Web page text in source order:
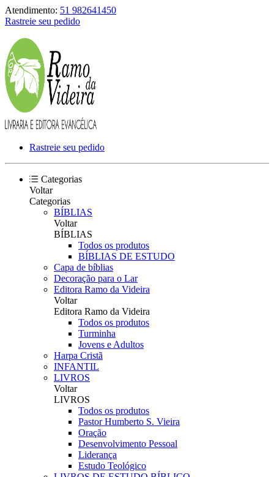
Atendimento: 51 982641450
Rastreie seu pedido
Rastreie seu pedido
Categorias
Voltar
Categorias
BÍBLIAS
Voltar
BÍBLIAS
Todos os produtos
BÍBLIAS DE ESTUDO
Capa de bíblias
Decoração para o Lar
Editora Ramo da Videira
Voltar
Editora Ramo da Videira
Todos os produtos
Turminha
Jovens e Adultos
Harpa Cristã
INFANTIL
LIVROS
Voltar
LIVROS
Todos os produtos
Pastor Humberto S. Vieira
Oração
Desenvolvimento Pessoal
Liderança
Estudo Teológico